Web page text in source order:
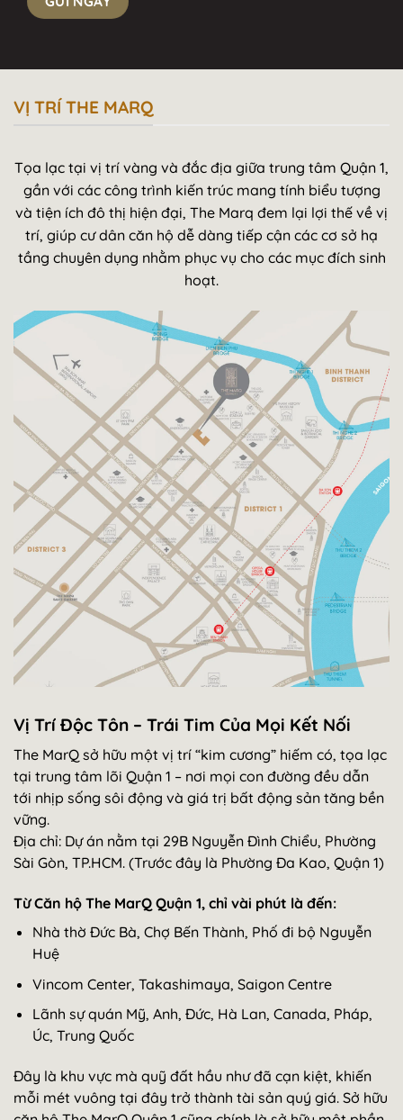
VỊ TRÍ THE MARQ
Tọa lạc tại vị trí vàng và đắc địa giữa trung tâm Quận 1,
gần với các công trình kiến trúc mang tính biểu tượng
và tiện ích đô thị hiện đại, The Marq đem lại lợi thế về vị
trí, giúp cư dân căn hộ dễ dàng tiếp cận các cơ sở hạ
tầng chuyên dụng nhằm phục vụ cho các mục đích sinh
hoạt.
Vị Trí Độc Tôn – Trái Tim Của Mọi Kết Nối
The MarQ sở hữu một vị trí “kim cương” hiếm có, tọa lạc
tại trung tâm lõi Quận 1 – nơi mọi con đường đều dẫn
tới nhịp sống sôi động và giá trị bất động sản tăng bền
vững.
Địa chỉ: Dự án nằm tại 29B Nguyễn Đình Chiểu, Phường
Sài Gòn, TP.HCM. (Trước đây là Phường Đa Kao, Quận 1)
Từ Căn hộ The MarQ Quận 1, chỉ vài phút là đến:
Nhà thờ Đức Bà, Chợ Bến Thành, Phố đi bộ Nguyễn
Huệ
Vincom Center, Takashimaya, Saigon Centre
Lãnh sự quán Mỹ, Anh, Đức, Hà Lan, Canada, Pháp,
Úc, Trung Quốc
Đây là khu vực mà quỹ đất hầu như đã cạn kiệt, khiến
mỗi mét vuông tại đây trở thành tài sản quý giá. Sở hữu